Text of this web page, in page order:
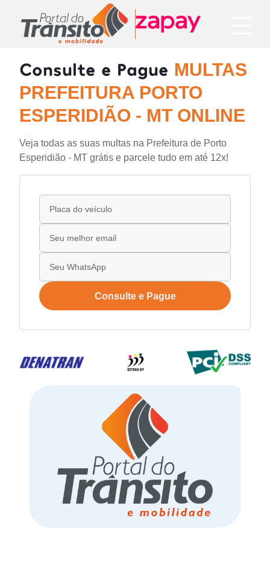
Consulte e Pague MULTAS
PREFEITURA PORTO
ESPERIDIÃO - MT ONLINE
Veja todas as suas multas na Prefeitura de Porto
Esperidião - MT grátis e parcele tudo em até 12x!
Consulte e Pague